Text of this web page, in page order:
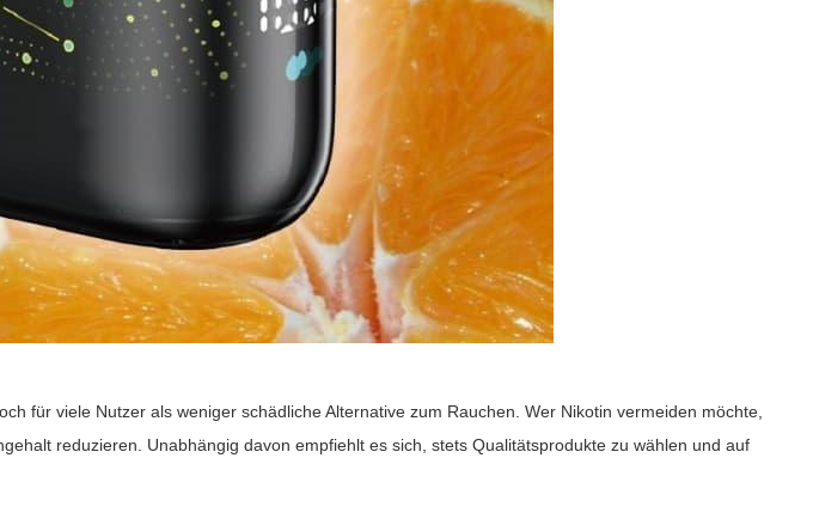
für viele Nutzer als weniger schädliche Alternative zum Rauchen. Wer Nikotin vermeiden möchte,
reduzieren. Unabhängig davon empfiehlt es sich, stets Qualitätsprodukte zu wählen und auf